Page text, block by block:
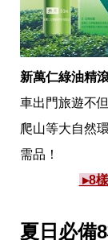
新萬仁綠油精
車出門旅遊不
爬山等大自然
需品！
▸8
夏日必備